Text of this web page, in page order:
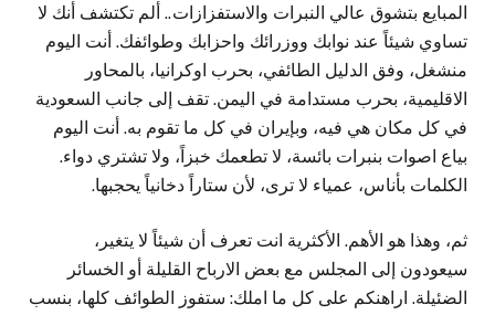
المبايع بتشوق عالي النبرات والاستفزازات.. ألم تكتشف أنك لا
تساوي شيئاً عند نوابك ووزرائك واحزابك وطوائفك. أنت اليوم
منشغل، وفق الدليل الطائفي، بحرب اوكرانيا، بالمحاور
الاقليمية، بحرب مستدامة في اليمن. تقف إلى جانب السعودية
في كل مكان هي فيه، وبإيران في كل ما تقوم به. أنت اليوم
بياع اصوات بنبرات بائسة، لا تطعمك خبزاً، ولا تشتري دواء.
الكلمات بأناس، عمياء لا ترى، لأن ستاراً دخانياً يحجبها.
ثم، وهذا هو الأهم. الأكثرية انت تعرف أن شيئاً لا يتغير،
سيعودون إلى المجلس مع بعض الارباح القليلة أو الخسائر
الضئيلة. اراهنكم على كل ما املك: ستفوز الطوائف كلها، بنسب